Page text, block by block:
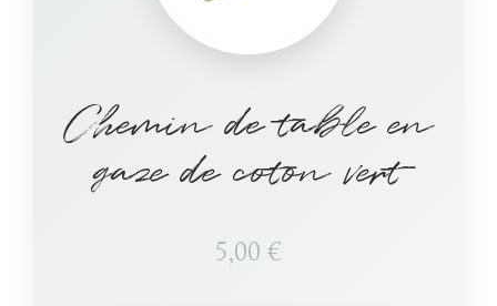
Chemin de table en
gaze de coton vert
5,00 €